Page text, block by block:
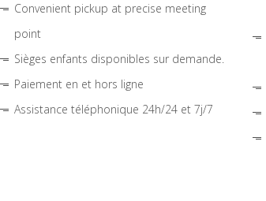
Convenient pickup at precise meeting
point
Sièges enfants disponibles sur demande.
Paiement en et hors ligne
Assistance téléphonique 24h/24 et 7j/7